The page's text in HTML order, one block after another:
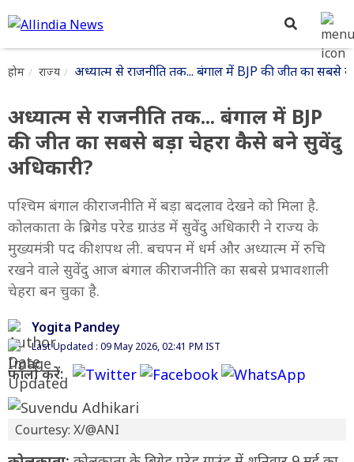
होम राज्य अध्यात्म से राजनीति तक... बंगाल में BJP की जीत का सबसे
अध्यात्म से राजनीति तक... बंगाल में BJP
की जीत का सबसे बड़ा चेहरा कैसे बने सुवेंदु
अधिकारी?
पश्चिम बंगाल की राजनीति में बड़ा बदलाव देखने को मिला है.
कोलकाता के ब्रिगेड परेड ग्राउंड में सुवेंदु अधिकारी ने राज्य के
मुख्यमंत्री पद की शपथ ली. बचपन में धर्म और अध्यात्म में रुचि
रखने वाले सुवेंदु आज बंगाल की राजनीति का सबसे प्रभावशाली
चेहरा बन चुका है.
Yogita Pandey
Last Updated : 09 May 2026, 02:41 PM IST
फॉलो करें:
Courtesy: X/@ANI